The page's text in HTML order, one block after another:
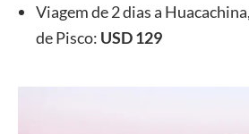
Viagem de 2 dias a
de Pisco: USD 129